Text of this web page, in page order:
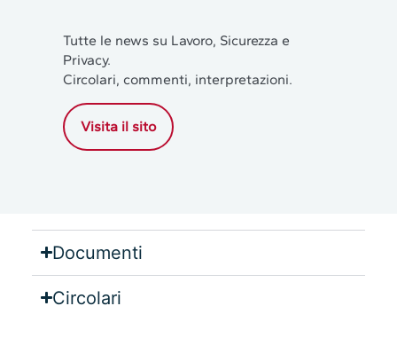
Tutte le news su Lavoro, Sicurezza e
Privacy.
Circolari, commenti, interpretazioni.
Visita il sito
Documenti
Circolari